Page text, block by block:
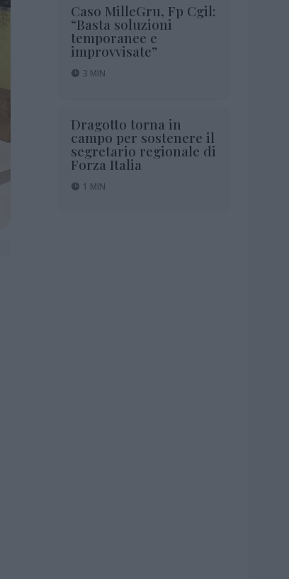
Caso MilleGru, Fp Cgil:
“Basta soluzioni
temporanee e
improvvisate”
3 MIN
Dragotto torna in
campo per sostenere il
segretario regionale di
Forza Italia
1 MIN